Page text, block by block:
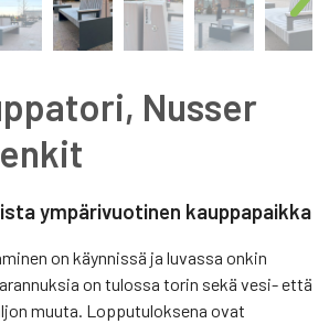
Nusser
ympärivuotinen kauppapaikka
on käynnissä ja luvassa onkin
on tulossa torin sekä vesi- että
muuta. Lopputuloksena ovat